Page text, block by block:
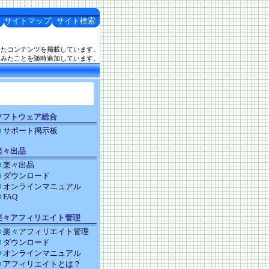
サイトマップ サイト検索
コンテンツを掲載しています。
たことを随時追加しています。
フトウェア総合
サポート掲示板
々出品
楽々出品
ダウンロード
オンラインマニュアル
FAQ
々アフィリエイト管理
楽々アフィリエイト管理
ダウンロード
オンラインマニュアル
アフィリエイトとは？